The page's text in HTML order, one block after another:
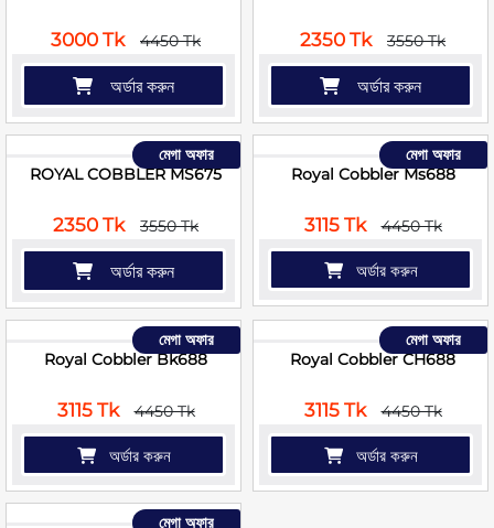
3000 Tk 4450 Tk
অর্ডার করুন
2350 Tk 3550 Tk
অর্ডার করুন
মেগা অফার
ROYAL COBBLER MS675
2350 Tk 3550 Tk
অর্ডার করুন
মেগা অফার
Royal Cobbler Ms688
3115 Tk 4450 Tk
অর্ডার করুন
মেগা অফার
Royal Cobbler Bk688
3115 Tk 4450 Tk
অর্ডার করুন
মেগা অফার
Royal Cobbler CH688
3115 Tk 4450 Tk
অর্ডার করুন
মেগা অফার